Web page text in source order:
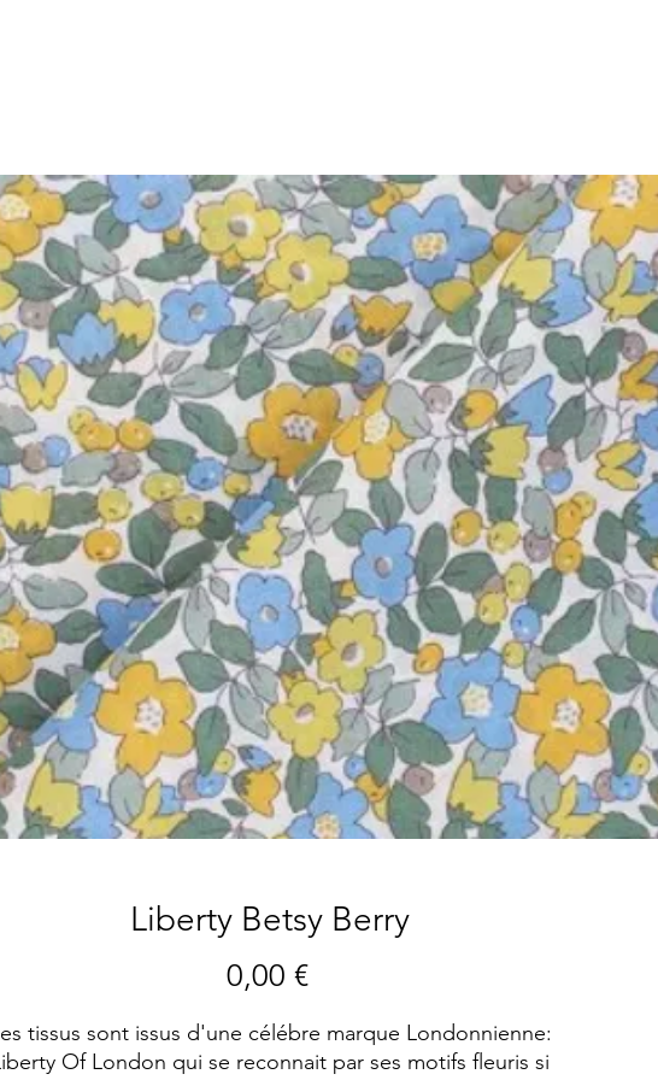
Liberty Betsy Berry
0,00 €Preis
tissus sont issus d'une célébre marque Londonnienne:
Of London qui se reconnait par ses motifs fleuris si